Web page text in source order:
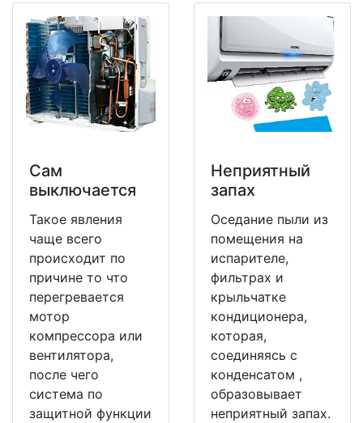
Сам
выключается
Такое явления
чаще всего
происходит по
причине то что
перегревается
мотор
компрессора или
вентилятора,
после чего
система по
защитной функции
Неприятный
запах
Оседание пыли из
помещения на
испарителе,
фильтрах и
крыльчатке
кондиционера,
которая,
соединяясь с
конденсатом ,
образовывает
неприятный запах.